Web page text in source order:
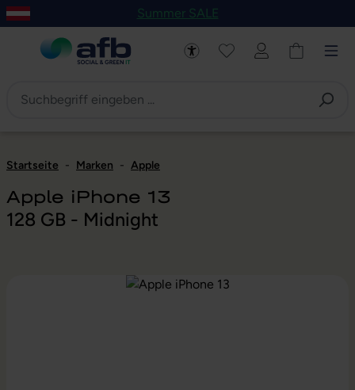
Hauptinhalt springen
Zur Navigation der B2B-Plattform springen
Summer SALE
Startseite - Marken - Apple
Apple iPhone 13
128 GB - Midnight
Bildergalerie überspringen